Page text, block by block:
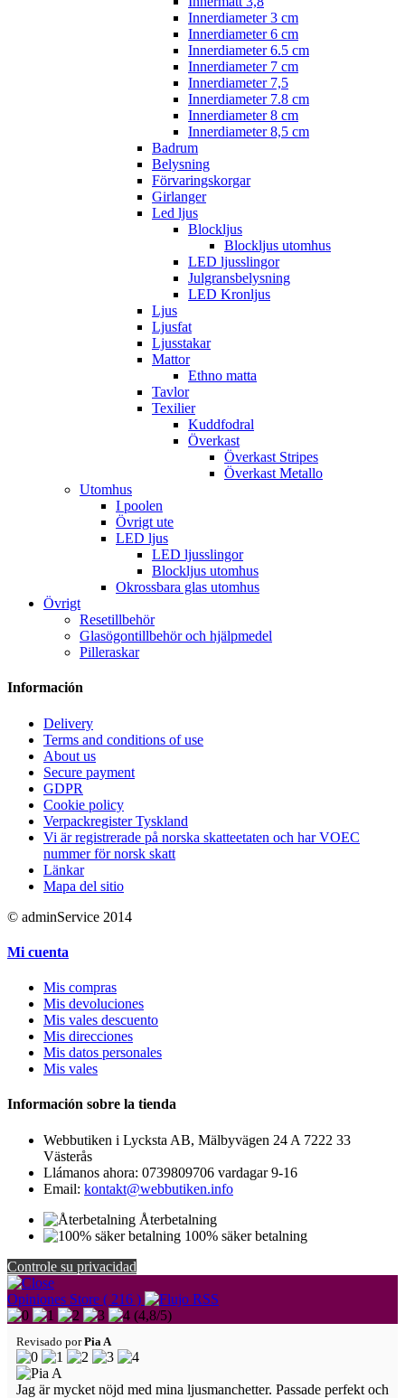
Innerdiameter 3 cm
Innerdiameter 6 cm
Innerdiameter 6.5 cm
Innerdiameter 7 cm
Innerdiameter 7,5
Innerdiameter 7.8 cm
Innerdiameter 8 cm
Innerdiameter 8,5 cm
Badrum
Belysning
Förvaringskorgar
Girlanger
Led ljus
Blockljus
Blockljus utomhus
LED ljusslingor
Julgransbelysning
LED Kronljus
Ljus
Ljusfat
Ljusstakar
Mattor
Ethno matta
Tavlor
Texilier
Kuddfodral
Överkast
Överkast Stripes
Överkast Metallo
Utomhus
I poolen
Övrigt ute
LED ljus
LED ljusslingor
Blockljus utomhus
Okrossbara glas utomhus
Övrigt
Resetillbehör
Glasögontillbehör och hjälpmedel
Pilleraskar
Información
Delivery
Terms and conditions of use
About us
Secure payment
GDPR
Cookie policy
Verpackregister Tyskland
Vi är registrerade på norska skatteetaten och har VOEC
nummer för norsk skatt
Länkar
Mapa del sitio
© adminService 2014
Mi cuenta
Mis compras
Mis devoluciones
Mis vales descuento
Mis direcciones
Mis datos personales
Mis vales
Información sobre la tienda
Webbutiken i Lycksta AB, Mälbyvägen 24 A 7222 33
Västerås
Llámanos ahora: 0739809706 vardagar 9-16
Email: kontakt@webbutiken.info
Återbetalning
100% säker betalning
Controle su privacidad
Opiniones Store ( 216 )
(4,8/5)
Revisado porPia A
Jag är mycket nöjd med mina ljusmanchetter. Passade perfekt och